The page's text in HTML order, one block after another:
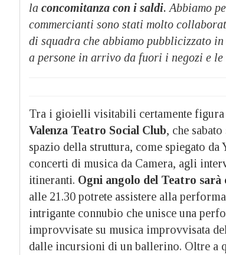
la concomitanza con i saldi. Abbiamo
commercianti sono stati molto
di squadra che abbiamo pubblicizzato
a persone in arrivo da fuori i negozi e
Tra i gioielli visitabili certamente
Valenza Teatro Social Club, che
spazio della struttura, come spiegato da
concerti di musica da Camera, agli
itineranti. Ogni angolo del Teatro sarà
alle 21.30 potrete assistere alla
intrigante connubio che unisce una
improvvisate su musica improvvisata
dalle incursioni di un ballerino. Oltre a